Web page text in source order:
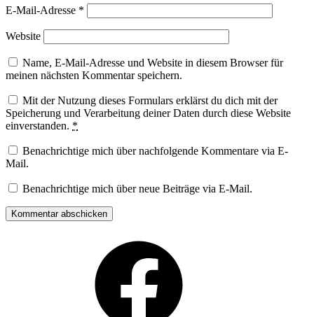
E-Mail-Adresse *
Website
Name, E-Mail-Adresse und Website in diesem Browser für
meinen nächsten Kommentar speichern.
Mit der Nutzung dieses Formulars erklärst du dich mit der
Speicherung und Verarbeitung deiner Daten durch diese Website
einverstanden. *
Benachrichtige mich über nachfolgende Kommentare via E-
Mail.
Benachrichtige mich über neue Beiträge via E-Mail.